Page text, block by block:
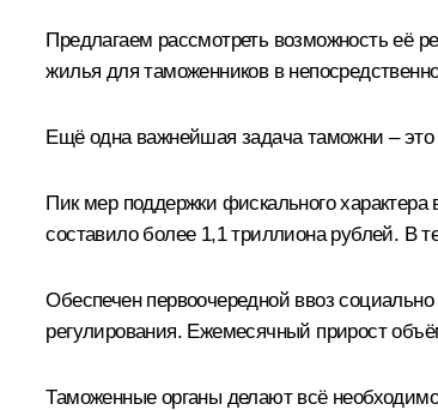
Предлагаем рассмотреть возможность её
жилья для таможенников в
Ещё одна важнейшая задача таможни – это
Пик мер поддержки фискального
составило более 1,1 триллиона рублей. В
Обеспечен первоочередной ввоз
регулирования. Ежемесячный прирост
Таможенные органы делают всё